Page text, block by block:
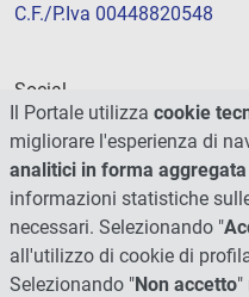
C.F./P.Iva 00448820548
Social
Il Portale utilizza cookie
migliorare l'esperienza di
analitici in forma
informazioni statistiche
necessari. Selezionando "
all'utilizzo di cookie di
Selezionando "Non accetto"